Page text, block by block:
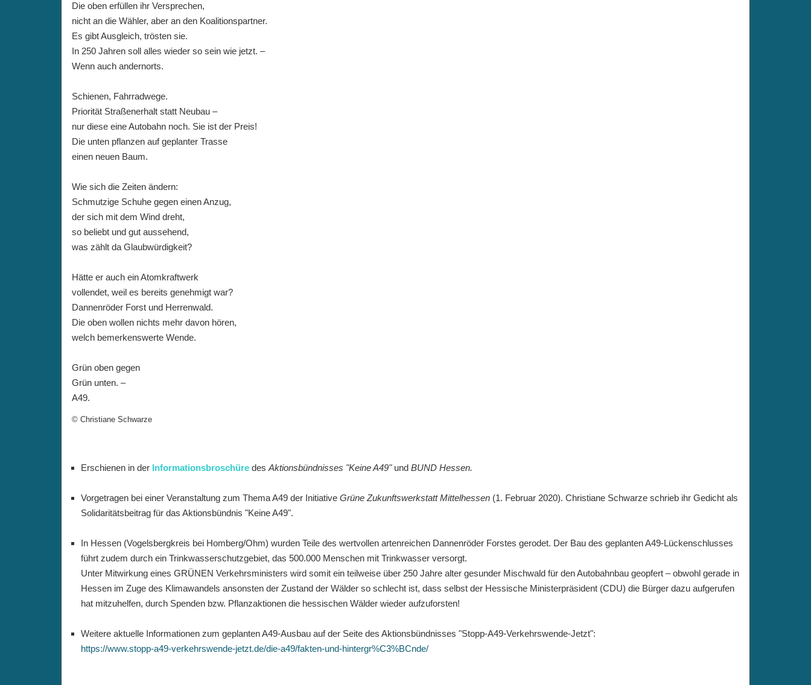
Die oben erfüllen ihr Versprechen,
nicht an die Wähler, aber an den Koalitionspartner.
Es gibt Ausgleich, trösten sie.
In 250 Jahren soll alles wieder so sein wie jetzt. –
Wenn auch andernorts.
Schienen, Fahrradwege.
Priorität Straßenerhalt statt Neubau –
nur diese eine Autobahn noch. Sie ist der Preis!
Die unten pflanzen auf geplanter Trasse
einen neuen Baum.
Wie sich die Zeiten ändern:
Schmutzige Schuhe gegen einen Anzug,
der sich mit dem Wind dreht,
so beliebt und gut aussehend,
was zählt da Glaubwürdigkeit?
Hätte er auch ein Atomkraftwerk
vollendet, weil es bereits genehmigt war?
Dannenröder Forst und Herrenwald.
Die oben wollen nichts mehr davon hören,
welch bemerkenswerte Wende.
Grün oben gegen
Grün unten. –
A49.
© Christiane Schwarze
Erschienen in der Informationsbroschüre des Aktionsbündnisses "Keine A49" und BUND Hessen.
Vorgetragen bei einer Veranstaltung zum Thema A49 der Initiative Grüne Zukunftswerkstatt Mittelhessen (1. Februar 2020). Christiane Schwarze schrieb ihr Gedicht als
Solidaritätsbeitrag für das Aktionsbündnis "Keine A49".
In Hessen (Vogelsbergkreis bei Homberg/Ohm) wurden Teile des wertvollen artenreichen Dannenröder Forstes gerodet. Der Bau des geplanten A49-Lückenschlusses
führt zudem durch ein Trinkwasserschutzgebiet, das 500.000 Menschen mit Trinkwasser versorgt.
Unter Mitwirkung eines GRÜNEN Verkehrsministers wird somit ein teilweise über 250 Jahre alter gesunder Mischwald für den Autobahnbau geopfert –obwohl gerade in
Hessen im Zuge des Klimawandels ansonsten der Zustand der Wälder so schlecht ist, dass selbst der Hessische Ministerpräsident (CDU) die Bürger dazu aufgerufen
hat mitzuhelfen, durch Spenden bzw. Pflanzaktionen die hessischen Wälder wieder aufzuforsten!
Weitere aktuelle Informationen zum geplanten A49-Ausbau auf der Seite des Aktionsbündnisses "Stopp-A49-Verkehrswende-Jetzt":
https://www.stopp-a49-verkehrswende-jetzt.de/die-a49/fakten-und-hintergr%C3%BCnde/